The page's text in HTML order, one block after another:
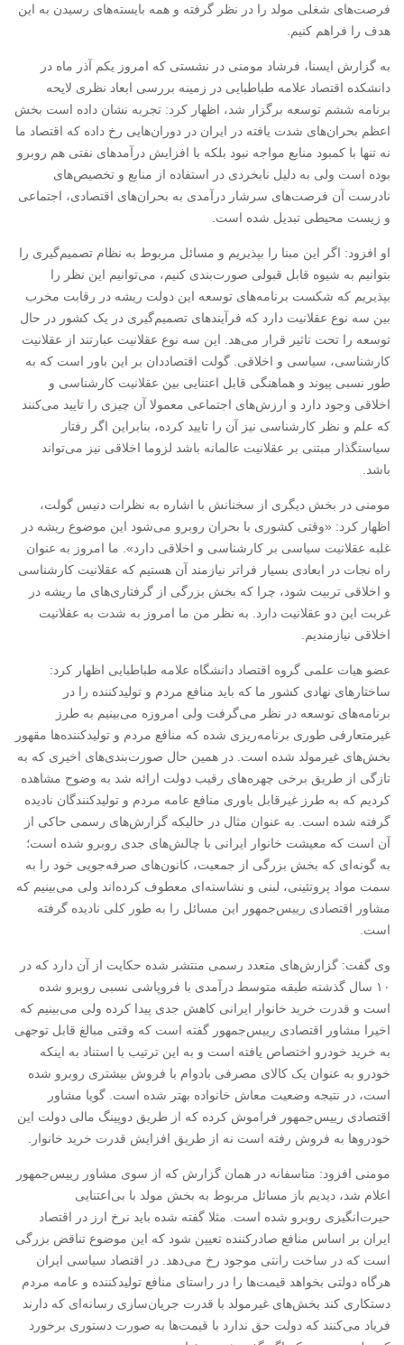
فرصت‌های شغلی مولد را در نظر گرفته و همه بایسته‌های رسیدن به این
هدف را فراهم کنیم.
به گزارش ایسنا، فرشاد مومنی در نشستی که امروز یکم آذر ماه در
دانشکده اقتصاد علامه طباطبایی در زمینه بررسی ابعاد نظری لایحه
برنامه ششم توسعه برگزار شد، اظهار کرد: تجربه نشان داده است بخش
اعظم بحران‌های شدت یافته در ایران در دوران‌هایی رخ داده که اقتصاد ما
نه تنها با کمبود منابع مواجه نبود بلکه با افزایش درآمدهای نفتی هم روبرو
بوده است ولی به دلیل نابخردی در استفاده از منابع و تخصیص‌های
نادرست آن فرصت‌های سرشار درآمدی به بحران‌های اقتصادی، اجتماعی
و زیست محیطی تبدیل شده است.
او افزود: اگر این مبنا را بپذیریم و مسائل مربوط به نظام تصمیم‌گیری را
بتوانیم به شیوه قابل قبولی صورت‌بندی کنیم، می‌توانیم این نظر را
بپذیریم که شکست برنامه‌های توسعه این دولت ریشه در رقابت مخرب
بین سه نوع عقلانیت دارد که فرآیندهای تصمیم‌گیری در یک کشور در حال
توسعه را تحت تاثیر قرار می‌هد. این سه نوع عقلانیت عبارتند از عقلانیت
کارشناسی، سیاسی و اخلاقی. گولت اقتصاددان بر این باور است که به
طور نسبی پیوند و هماهنگی قابل اعتنایی بین عقلانیت کارشناسی و
اخلاقی وجود دارد و ارزش‌های اجتماعی معمولا آن چیزی را تایید می‌کنند
که علم و نظر کارشناسی نیز آن را تایید کرده، بنابراین اگر رفتار
سیاستگذار مبتنی بر عقلانیت عالمانه باشد لزوما اخلاقی نیز می‌تواند
باشد.
مومنی در بخش دیگری از سخنانش با اشاره به نظرات دنیس گولت،
اظهار کرد: «وقتی کشوری با بحران روبرو می‌شود این موضوع ریشه در
غلبه عقلانیت سیاسی بر کارشناسی و اخلاقی دارد». ما امروز به عنوان
راه نجات در ابعادی بسیار فراتر نیازمند آن هستیم که عقلانیت کارشناسی
و اخلاقی تربیت شود، چرا که بخش بزرگی از گرفتاری‌های ما ریشه در
غربت این دو عقلانیت دارد. به نظر من ما امروز به شدت به عقلانیت
اخلاقی نیازمندیم.
عضو هیات علمی گروه اقتصاد دانشگاه علامه طباطبایی اظهار کرد:
ساختارهای نهادی کشور ما که باید منافع مردم و تولیدکننده را در
برنامه‌های توسعه در نظر می‌گرفت ولی امروزه می‌بینیم به طرز
غیرمتعارفی طوری برنامه‌ریزی شده که منافع مردم و تولیدکننده‌ها مقهور
بخش‌های غیرمولد شده است. در همین حال صورت‌بندی‌های اخیری که به
تازگی از طریق برخی چهره‌های رقیب دولت ارائه شد به وضوح مشاهده
کردیم که به طرز غیرقابل باوری منافع عامه مردم و تولیدکنندگان نادیده
گرفته شده است. به عنوان مثال در حالیکه گزارش‌های رسمی حاکی از
آن است که معیشت خانوار ایرانی با چالش‌های جدی روبرو شده است؛
به گونه‌ای که بخش بزرگی از جمعیت، کانون‌های صرفه‌جویی خود را به
سمت مواد پروتئینی، لبنی و نشاسته‌ای معطوف کرده‌اند ولی می‌بینیم که
مشاور اقتصادی رییس‌جمهور این مسائل را به طور کلی نادیده گرفته
است.
وی گفت: گزارش‌های متعدد رسمی منتشر شده حکایت از آن دارد که در
۱۰ سال گذشته طبقه متوسط درآمدی با فروپاشی نسبی روبرو شده
است و قدرت خرید خانوار ایرانی کاهش جدی پیدا کرده ولی می‌بینیم که
اخیرا مشاور اقتصادی رییس‌جمهور گفته است که وقتی مبالغ قابل توجهی
به خرید خودرو اختصاص یافته است و به این ترتیب با استناد به اینکه
خودرو به عنوان یک کالای مصرفی بادوام با فروش بیشتری روبرو شده
است، در نتیجه وضعیت معاش خانواده بهتر شده است. گویا مشاور
اقتصادی رییس‌جمهور فراموش کرده که از طریق دوپینگ مالی دولت این
خودروها به فروش رفته است نه از طریق افزایش قدرت خرید خانوار.
مومنی افزود: متاسفانه در همان گزارش که از سوی مشاور رییس‌جمهور
اعلام شد، دیدیم باز مسائل مربوط به بخش مولد با بی‌اعتنایی
حیرت‌انگیزی روبرو شده است. مثلا گفته شده باید نرخ ارز در اقتصاد
ایران بر اساس منافع صادرکننده تعیین شود که این موضوع تناقض بزرگی
است که در ساخت رانتی موجود رخ می‌دهد. در اقتصاد سیاسی ایران
هرگاه دولتی بخواهد قیمت‌ها را در راستای منافع تولیدکننده و عامه مردم
دستکاری کند بخش‌های غیرمولد با قدرت جریان‌سازی رسانه‌ای که دارند
فریاد می‌کنند که دولت حق ندارد با قیمت‌ها به صورت دستوری برخورد